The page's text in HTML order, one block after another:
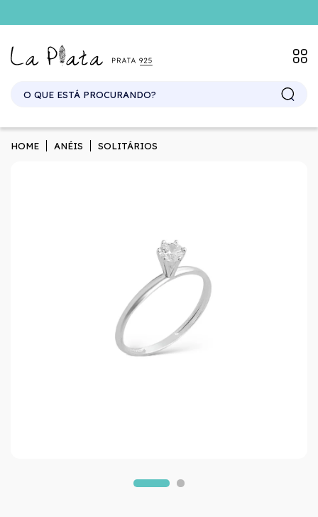
HOME ANÉIS SOLITÁRIOS